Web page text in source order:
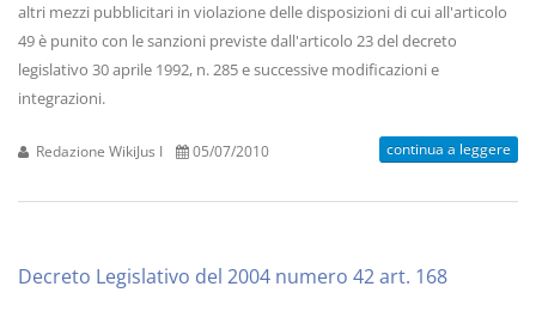
altri mezzi pubblicitari in violazione delle disposizioni di cui all'articolo
49 è punito con le sanzioni previste dall'articolo 23 del decreto
legislativo 30 aprile 1992, n. 285 e successive modificazioni e
integrazioni.
Redazione WikiJus I 05/07/2010 continua a leggere
Decreto Legislativo del 2004 numero 42 art. 168